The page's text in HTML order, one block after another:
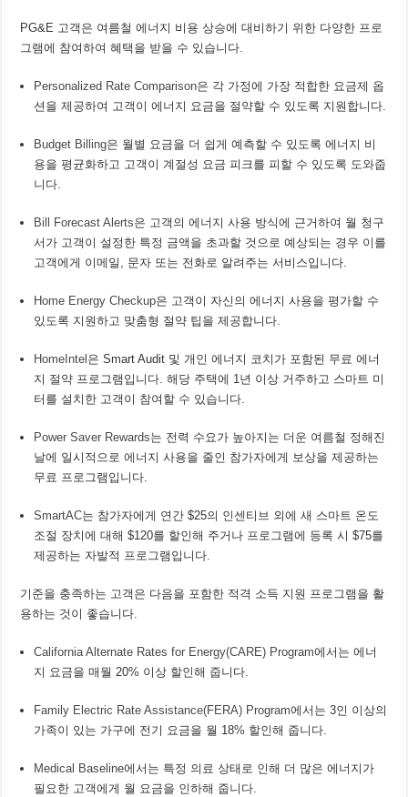
PG&E 고객은 여름철 에너지 비용 상승에 대비하기 위한 다양한 프로
그램에 참여하여 혜택을 받을 수 있습니다.
Personalized Rate Comparison은 각 가정에 가장 적합한 요금제 옵
션을 제공하여 고객이 에너지 요금을 절약할 수 있도록 지원합니다.
Budget Billing은 월별 요금을 더 쉽게 예측할 수 있도록 에너지 비
용을 평균화하고 고객이 계절성 요금 피크를 피할 수 있도록 도와줍
니다.
Bill Forecast Alerts은 고객의 에너지 사용 방식에 근거하여 월 청구
서가 고객이 설정한 특정 금액을 초과할 것으로 예상되는 경우 이를
고객에게 이메일, 문자 또는 전화로 알려주는 서비스입니다.
Home Energy Checkup은 고객이 자신의 에너지 사용을 평가할 수
있도록 지원하고 맞춤형 절약 팁을 제공합니다.
HomeIntel 은 Smart Audit 및 개인 에너지 코치가 포함된 무료 에너
지 절약 프로그램입니다. 해당 주택에 1년 이상 거주하고 스마트 미
터를 설치한 고객이 참여할 수 있습니다.
Power Saver Rewards는 전력 수요가 높아지는 더운 여름철 정해진
날에 일시적으로 에너지 사용을 줄인 참가자에게 보상을 제공하는
무료 프로그램입니다.
SmartAC는 참가자에게 연간 $25의 인센티브 외에 새 스마트 온도
조절 장치에 대해 $120를 할인해 주거나 프로그램에 등록 시 $75를
제공하는 자발적 프로그램입니다.
기준을 충족하는 고객은 다음을 포함한 적격 소득 지원 프로그램을 활
용하는 것이 좋습니다.
California Alternate Rates for Energy(CARE) Program에서는 에너
지 요금을 매월 20% 이상 할인해 줍니다.
Family Electric Rate Assistance(FERA) Program에서는 3인 이상의
가족이 있는 가구에 전기 요금을 월 18% 할인해 줍니다.
Medical Baseline에서는 특정 의료 상태로 인해 더 많은 에너지가
필요한 고객에게 월 요금을 인하해 줍니다.